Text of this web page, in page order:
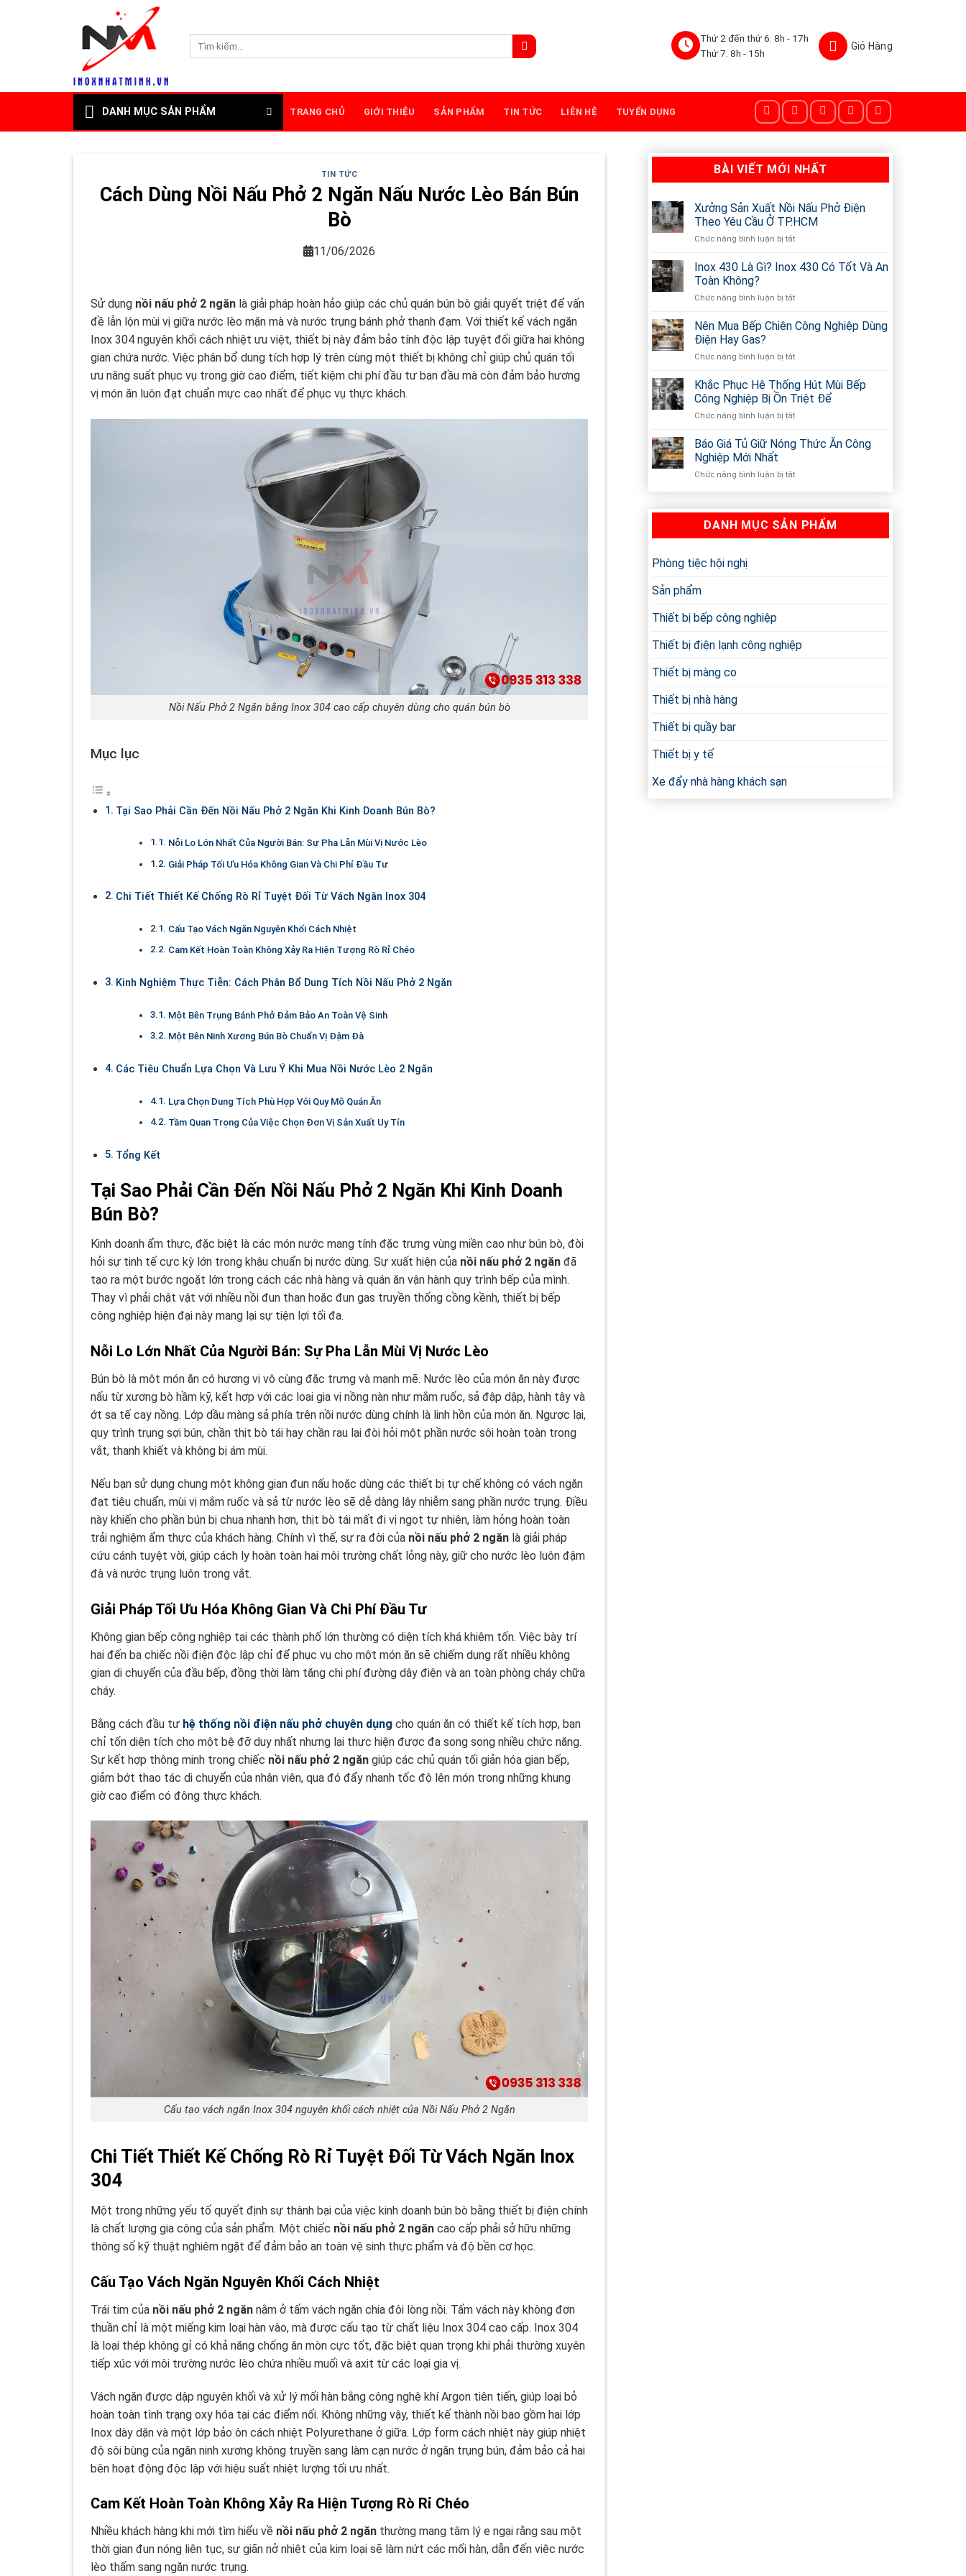
Tìm
Thứ 2 đến thứ 6: 8h - 17h
Thứ 7: 8h - 15h
DANH MỤC SẢN PHẨM TRANG CHỦ GIỚI THIỆU SẢN PHẨM TIN TỨC LIÊN HỆ TUYỂN DỤNG
TIN TỨC
Cách Dùng Nồi Nấu Phở 2 Ngăn Nấu Nước Lèo Bán Bún
Bò
11/06/2026
Sử dụng nồi nấu phở 2 ngăn là giải pháp hoàn hảo giúp các chủ quán bún bò giải quyết triệt để vấn
đề lẫn lộn mùi vị giữa nước lèo mặn mà và nước trụng bánh phở thanh đạm. Với thiết kế vách ngăn
Inox 304 nguyên khối cách nhiệt ưu việt, thiết bị này đảm bảo tính độc lập tuyệt đối giữa hai không
gian chứa nước. Việc phân bổ dung tích hợp lý trên cùng một thiết bị không chỉ giúp chủ quán tối
ưu năng suất phục vụ trong giờ cao điểm, tiết kiệm chi phí đầu tư ban đầu mà còn đảm bảo hương
vị món ăn luôn đạt chuẩn mực cao nhất để phục vụ thực khách.
Nồi Nấu Phở 2 Ngăn bằng Inox 304 cao cấp chuyên dùng cho quán bún bò
Mục lục
Tại Sao Phải Cần Đến Nồi Nấu Phở 2 Ngăn Khi Kinh Doanh Bún Bò?
Nỗi Lo Lớn Nhất Của Người Bán: Sự Pha Lẫn Mùi Vị Nước Lèo
Giải Pháp Tối Ưu Hóa Không Gian Và Chi Phí Đầu Tư
Chi Tiết Thiết Kế Chống Rò Rỉ Tuyệt Đối Từ Vách Ngăn Inox 304
Cấu Tạo Vách Ngăn Nguyên Khối Cách Nhiệt
Cam Kết Hoàn Toàn Không Xảy Ra Hiện Tượng Rò Rỉ Chéo
Kinh Nghiệm Thực Tiễn: Cách Phân Bổ Dung Tích Nồi Nấu Phở 2 Ngăn
Một Bên Trụng Bánh Phở Đảm Bảo An Toàn Vệ Sinh
Một Bên Ninh Xương Bún Bò Chuẩn Vị Đậm Đà
Các Tiêu Chuẩn Lựa Chọn Và Lưu Ý Khi Mua Nồi Nước Lèo 2 Ngăn
Lựa Chọn Dung Tích Phù Hợp Với Quy Mô Quán Ăn
Tầm Quan Trọng Của Việc Chọn Đơn Vị Sản Xuất Uy Tín
Tổng Kết
Tại Sao Phải Cần Đến Nồi Nấu Phở 2 Ngăn Khi Kinh Doanh
Bún Bò?
Kinh doanh ẩm thực, đặc biệt là các món nước mang tính đặc trưng vùng miền cao như bún bò, đòi
hỏi sự tinh tế cực kỳ lớn trong khâu chuẩn bị nước dùng. Sự xuất hiện của nồi nấu phở 2 ngăn đã
tạo ra một bước ngoặt lớn trong cách các nhà hàng và quán ăn vận hành quy trình bếp của mình.
Thay vì phải chật vật với nhiều nồi đun than hoặc đun gas truyền thống cồng kềnh, thiết bị bếp
công nghiệp hiện đại này mang lại sự tiện lợi tối đa.
Nỗi Lo Lớn Nhất Của Người Bán: Sự Pha Lẫn Mùi Vị Nước Lèo
Bún bò là một món ăn có hương vị vô cùng đặc trưng và mạnh mẽ. Nước lèo của món ăn này được
nấu từ xương bò hầm kỹ, kết hợp với các loại gia vị nồng nàn như mắm ruốc, sả đập dập, hành tây và
ớt sa tế cay nồng. Lớp dầu màng sả phía trên nồi nước dùng chính là linh hồn của món ăn. Ngược lại,
quy trình trụng sợi bún, chần thịt bò tái hay chần rau lại đòi hỏi một phần nước sôi hoàn toàn trong
vắt, thanh khiết và không bị ám mùi.
Nếu bạn sử dụng chung một không gian đun nấu hoặc dùng các thiết bị tự chế không có vách ngăn
đạt tiêu chuẩn, mùi vị mắm ruốc và sả từ nước lèo sẽ dễ dàng lây nhiễm sang phần nước trụng. Điều
này khiến cho phần bún bị chua nhanh hơn, thịt bò tái mất đi vị ngọt tự nhiên, làm hỏng hoàn toàn
trải nghiệm ẩm thực của khách hàng. Chính vì thế, sự ra đời của nồi nấu phở 2 ngăn là giải pháp
cứu cánh tuyệt vời, giúp cách ly hoàn toàn hai môi trường chất lỏng này, giữ cho nước lèo luôn đậm
đà và nước trụng luôn trong vắt.
Giải Pháp Tối Ưu Hóa Không Gian Và Chi Phí Đầu Tư
Không gian bếp công nghiệp tại các thành phố lớn thường có diện tích khá khiêm tốn. Việc bày trí
hai đến ba chiếc nồi điện độc lập chỉ để phục vụ cho một món ăn sẽ chiếm dụng rất nhiều không
gian di chuyển của đầu bếp, đồng thời làm tăng chi phí đường dây điện và an toàn phòng cháy chữa
cháy.
Bằng cách đầu tư hệ thống nồi điện nấu phở chuyên dụng cho quán ăn có thiết kế tích hợp, bạn
chỉ tốn diện tích cho một bệ đỡ duy nhất nhưng lại thực hiện được đa song song nhiều chức năng.
Sự kết hợp thông minh trong chiếc nồi nấu phở 2 ngăn giúp các chủ quán tối giản hóa gian bếp,
giảm bớt thao tác di chuyển của nhân viên, qua đó đẩy nhanh tốc độ lên món trong những khung
giờ cao điểm có đông thực khách.
Cấu tạo vách ngăn Inox 304 nguyên khối cách nhiệt của Nồi Nấu Phở 2 Ngăn
Chi Tiết Thiết Kế Chống Rò Rỉ Tuyệt Đối Từ Vách Ngăn Inox
304
Một trong những yếu tố quyết định sự thành bại của việc kinh doanh bún bò bằng thiết bị điện chính
là chất lượng gia công của sản phẩm. Một chiếc nồi nấu phở 2 ngăn cao cấp phải sở hữu những
thông số kỹ thuật nghiêm ngặt để đảm bảo an toàn vệ sinh thực phẩm và độ bền cơ học.
Cấu Tạo Vách Ngăn Nguyên Khối Cách Nhiệt
Trái tim của nồi nấu phở 2 ngăn nằm ở tấm vách ngăn chia đôi lòng nồi. Tấm vách này không đơn
thuần chỉ là một miếng kim loại hàn vào, mà được cấu tạo từ chất liệu Inox 304 cao cấp. Inox 304
là loại thép không gỉ có khả năng chống ăn mòn cực tốt, đặc biệt quan trọng khi phải thường xuyên
tiếp xúc với môi trường nước lèo chứa nhiều muối và axit từ các loại gia vị.
Vách ngăn được dập nguyên khối và xử lý mối hàn bằng công nghệ khí Argon tiên tiến, giúp loại bỏ
hoàn toàn tình trạng oxy hóa tại các điểm nối. Không những vậy, thiết kế thành nồi bao gồm hai lớp
Inox dày dặn và một lớp bảo ôn cách nhiệt Polyurethane ở giữa. Lớp form cách nhiệt này giúp nhiệt
độ sôi bùng của ngăn ninh xương không truyền sang làm cạn nước ở ngăn trụng bún, đảm bảo cả hai
bên hoạt động độc lập với hiệu suất nhiệt lượng tối ưu nhất.
Cam Kết Hoàn Toàn Không Xảy Ra Hiện Tượng Rò Rỉ Chéo
Nhiều khách hàng khi mới tìm hiểu về nồi nấu phở 2 ngăn thường mang tâm lý e ngại rằng sau một
thời gian đun nóng liên tục, sự giãn nở nhiệt của kim loại sẽ làm nứt các mối hàn, dẫn đến việc nước
lèo thấm sang ngăn nước trụng.
BÀI VIẾT MỚI NHẤT
Xưởng Sản Xuất Nồi Nấu Phở Điện
Theo Yêu Cầu Ở TP.HCM
Chức năng bình luận bị tắt
Sản
Điện
TP.HCM
Inox 430 Là Gì? Inox 430 Có Tốt Và An
Toàn Không?
Chức năng bình luận bị tắt
430
Có
Tốt
Không?
Nên Mua Bếp Chiên Công Nghiệp Dùng
Điện Hay Gas?
Chức năng bình luận bị tắt
Mua
Bếp
Chiên
Dùng
Khắc Phục Hệ Thống Hút Mùi Bếp
Công Nghiệp Bị Ồn Triệt Để
Chức năng bình luận bị tắt
Phục
Hệ
Công
Nghiệp
Bị
Báo Giá Tủ Giữ Nóng Thức Ăn Công
Nghiệp Mới Nhất
Chức năng bình luận bị tắt
Tủ
Giữ
DANH MỤC SẢN PHẨM
Phòng tiệc hội nghị
Sản phẩm
Thiết bị bếp công nghiệp
Thiết bị điện lạnh công nghiệp
Thiết bị màng co
Thiết bị nhà hàng
Thiết bị quầy bar
Thiết bị y tế
Xe đẩy nhà hàng khách sạn